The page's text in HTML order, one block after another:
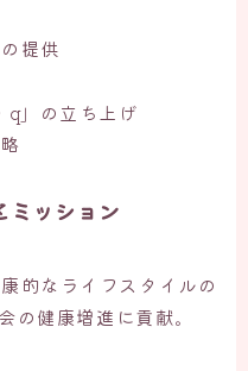
提供
q」の立ち上げ
ミッション
的なライフスタイルの
の健康増進に貢献。